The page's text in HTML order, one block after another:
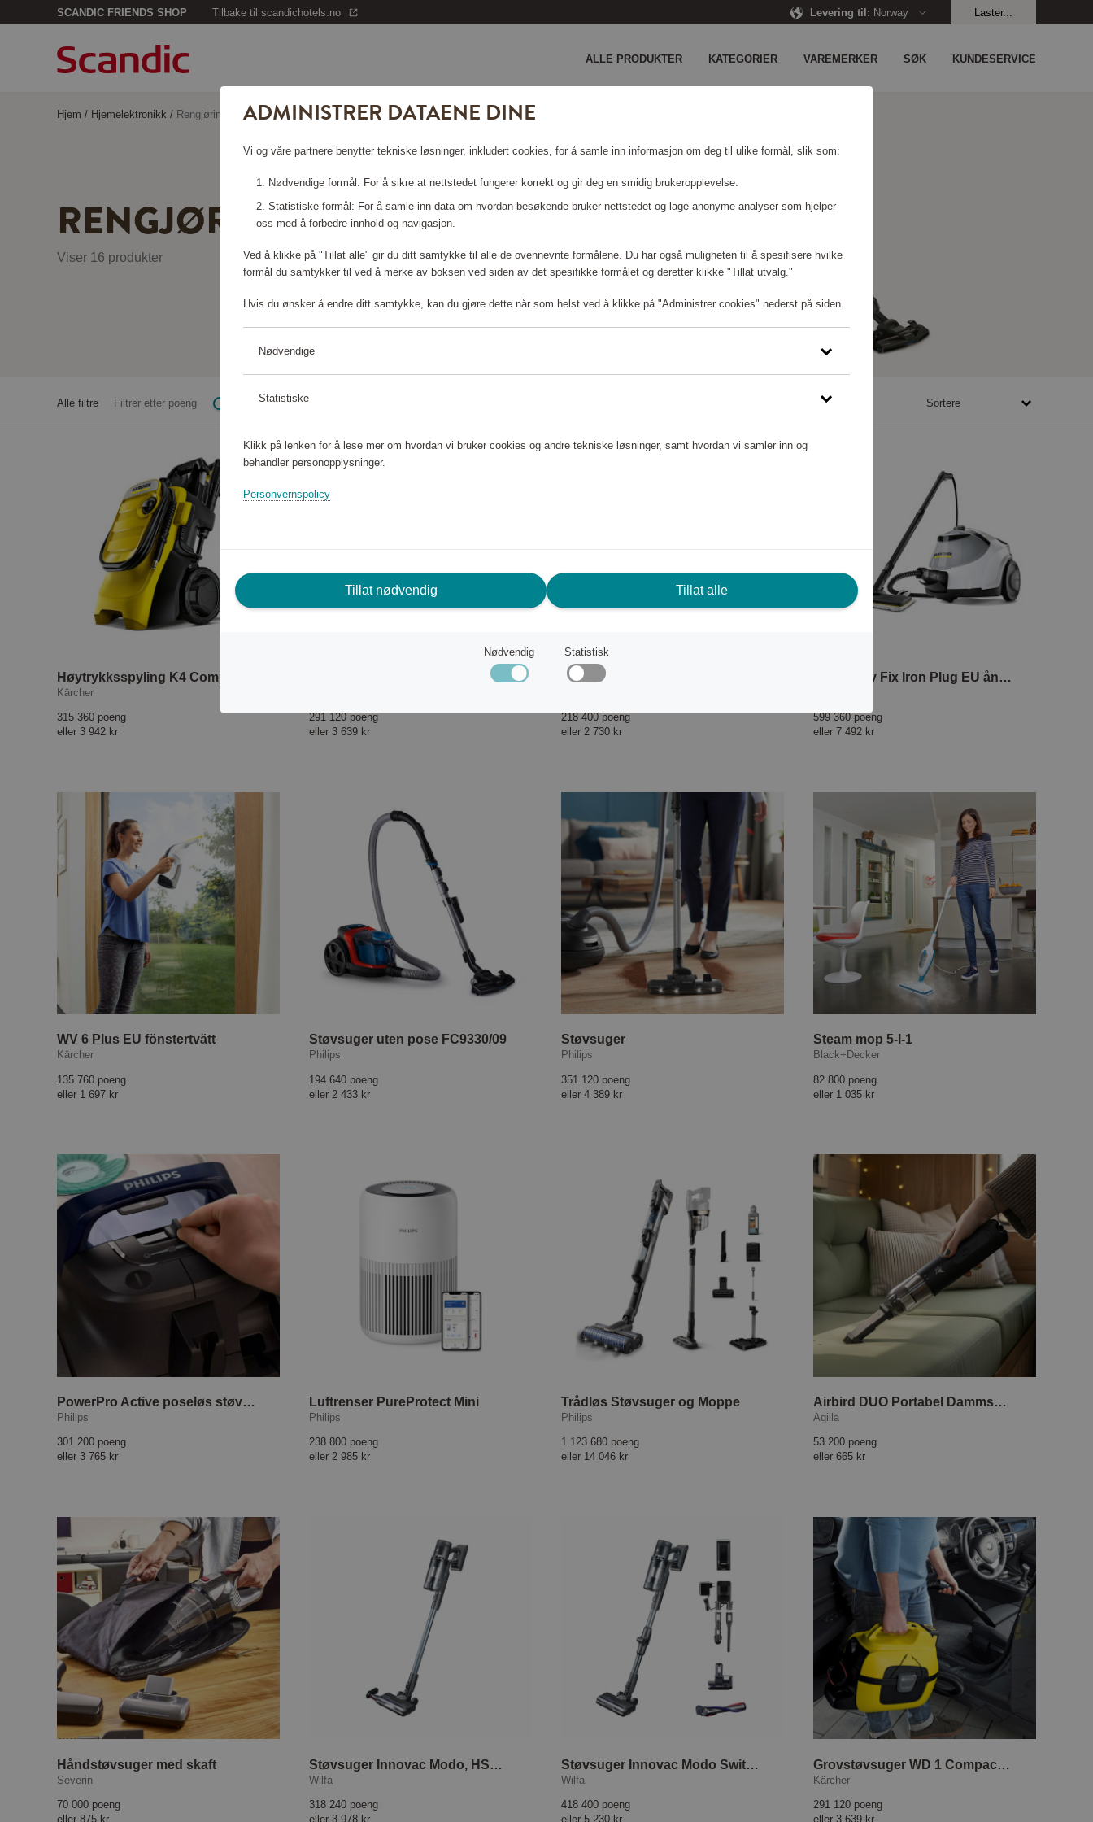
SCANDIC FRIENDS SHOP Tilbake til scandichotels.no Levering til: Norway Laster...
ALLE PRODUKTER KATEGORIER VAREMERKER SØK KUNDESERVICE
Hjem / Hjemelektronikk / Rengjøringmaskiner
RENGJØRINGMASKINER
Viser 16 produkter
Alle filtre Filtrer etter poeng 53200 - 1123680 poeng Sortere
Kärcher
315 360 poeng
eller 3 942 kr
291 120 poeng
eller 3 639 kr
VC 2 EU-I dammsugare
218 400 poeng
eller 2 730 kr
SC 5 Easy Fix Iron Plug EU ångtvätt
599 360 poeng
eller 7 492 kr
WV 6 Plus EU fönstertvätt
Kärcher
135 760 poeng
eller 1 697 kr
Støvsuger uten pose FC9330/09
Philips
194 640 poeng
eller 2 433 kr
Støvsuger
Philips
351 120 poeng
eller 4 389 kr
Steam mop 5-I-1
Black+Decker
82 800 poeng
eller 1 035 kr
PowerPro Active poseløs støvsuger FC9556/09
Philips
301 200 poeng
eller 3 765 kr
Luftrenser PureProtect Mini
Philips
238 800 poeng
eller 2 985 kr
Trådløs Støvsuger og Moppe
Philips
1 123 680 poeng
eller 14 046 kr
Airbird DUO Portabel Dammsugare och Luftblås
Aqiila
53 200 poeng
eller 665 kr
Håndstøvsuger med skaft
Severin
70 000 poeng
eller 875 kr
Støvsuger Innovac Modo, HS3-SD
Wilfa
318 240 poeng
eller 3 978 kr
Støvsuger Innovac Modo Switch, HS3-SDS
Wilfa
418 400 poeng
eller 5 230 kr
Grovstøvsuger WD 1 Compact trådløs
Kärcher
291 120 poeng
eller 3 639 kr
ADMINISTRER DATAENE DINE
Vi og våre partnere benytter tekniske løsninger, inkludert cookies, for å samle inn informasjon om deg til ulike formål, slik som:
Nødvendige formål: For å sikre at nettstedet fungerer korrekt og gir deg en smidig brukeropplevelse.
Statistiske formål: For å samle inn data om hvordan besøkende bruker nettstedet og lage anonyme analyser som hjelper
oss med å forbedre innhold og navigasjon.
Ved å klikke på "Tillat alle" gir du ditt samtykke til alle de ovennevnte formålene. Du har også muligheten til å spesifisere hvilke
formål du samtykker til ved å merke av boksen ved siden av det spesifikke formålet og deretter klikke "Tillat utvalg."
Hvis du ønsker å endre ditt samtykke, kan du gjøre dette når som helst ved å klikke på "Administrer cookies" nederst på siden.
Nødvendige
Statistiske
Klikk på lenken for å lese mer om hvordan vi bruker cookies og andre tekniske løsninger, samt hvordan vi samler inn og
behandler personopplysninger.
Personvernspolicy
Tillat nødvendig Tillat alle
Nødvendig Statistisk